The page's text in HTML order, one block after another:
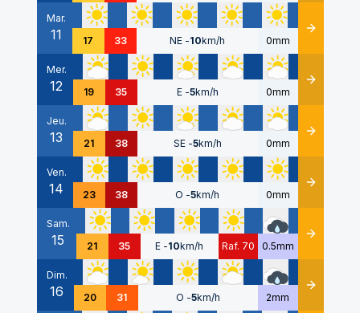
Mar.
11 17 33 NE -10km/h 0mm Détails
Mer.
12 19 35 E -5km/h 0mm Détails
Jeu.
13 21 38 SE -5km/h 0mm Détails
Ven.
14 23 38 O -5km/h 0mm Détails
Sam.
15 21 35 E -10km/h Raf. 70 0.5mm Détails
Dim.
16 20 31 O -5km/h 2mm Détails